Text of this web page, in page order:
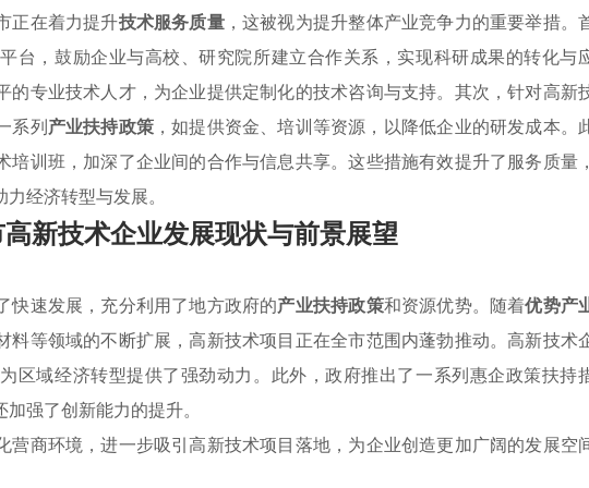
正在着力提升技术服务质量，这被视为提升整体产业竞争力的重要举措。
台，鼓励企业与高校、研究院所建立合作关系，实现科研成果的转化与
的专业技术人才，为企业提供定制化的技术咨询与支持。其次，针对高新
系列产业扶持政策 ，如提供资金、培训等资源，以降低企业的研发成本。
训班，加深了企业间的合作与信息共享。这些措施有效提升了服务质量，
力经济转型与发展。
新技术企业发展现状与前景展望
快速发展，充分利用了地方政府的产业扶持政策和资源优势。随着优势产
料等领域的不断扩展，高新技术项目正在全市范围内蓬勃推动。高新技术
区域经济转型提供了强劲动力。此外，政府推出了一系列惠企政策扶持
强了创新能力的提升。
营商环境，进一步吸引高新技术项目落地，为企业创造更加广阔的发展空